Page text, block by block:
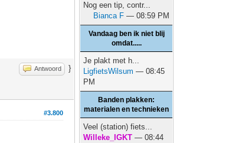
Antwoord }
#3.800
Nog een tip, contr...
Bianca F — 08:59 PM
Vandaag ben ik niet blij
omdat.....
Je plakt met h...
LigfietsWilsum — 08:45
PM
Banden plakken:
materialen en technieken
Veel (station) fiets...
Willeke_IGKT — 08:44